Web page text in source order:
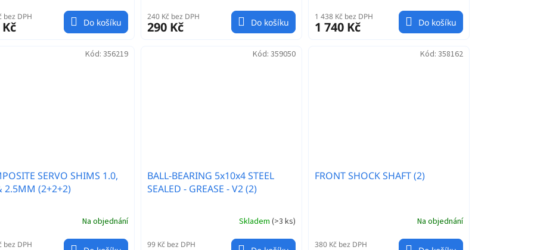
bez DPH
Do košíku
240 Kč bez DPH
290 Kč Do košíku
1 438 Kč bez DPH
1 740 Kč Do košíku
SERVO SHIMS 1.0,
2.5MM (2+2+2)
Na objednání
bez DPH
Kód: 356219
BALL-BEARING 5x10x4 STEEL
SEALED - GREASE - V2 (2)
Skladem (>3 ks)
99 Kč bez DPH
Kód: 359050
FRONT SHOCK SHAFT (2)
Na objednání
380 Kč bez DPH
Kód: 358162